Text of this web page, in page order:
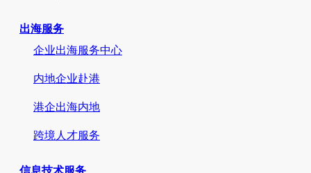
出海服务
企业出海服务中心
内地企业赴港
港企出海内地
跨境人才服务
信息技术服务